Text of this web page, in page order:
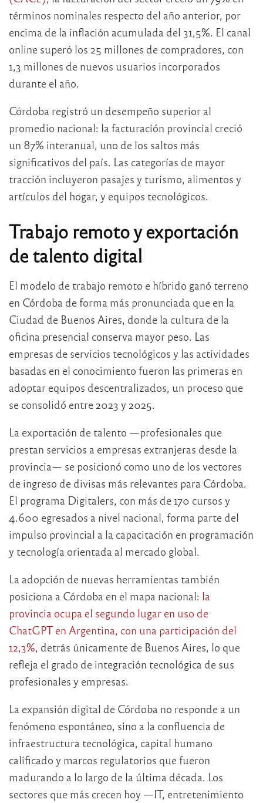
términos nominales respecto del año anterior, por
encima de la inflación acumulada del 31,5%. El canal
online superó los 25 millones de compradores, con
1,3 millones de nuevos usuarios incorporados
durante el año.
Córdoba registró un desempeño superior al
promedio nacional: la facturación provincial creció
un 87% interanual, uno de los saltos más
significativos del país. Las categorías de mayor
tracción incluyeron pasajes y turismo, alimentos y
artículos del hogar, y equipos tecnológicos.
Trabajo remoto y exportación
de talento digital
El modelo de trabajo remoto e híbrido ganó terreno
en Córdoba de forma más pronunciada que en la
Ciudad de Buenos Aires, donde la cultura de la
oficina presencial conserva mayor peso. Las
empresas de servicios tecnológicos y las actividades
basadas en el conocimiento fueron las primeras en
adoptar equipos descentralizados, un proceso que
se consolidó entre 2023 y 2025.
La exportación de talento —profesionales que
prestan servicios a empresas extranjeras desde la
provincia— se posicionó como uno de los vectores
de ingreso de divisas más relevantes para Córdoba.
El programa Digitalers, con más de 170 cursos y
4.600 egresados a nivel nacional, forma parte del
impulso provincial a la capacitación en programación
y tecnología orientada al mercado global.
La adopción de nuevas herramientas también
posiciona a Córdoba en el mapa nacional: la
provincia ocupa el segundo lugar en uso de
ChatGPT en Argentina, con una participación del
12,3%, detrás únicamente de Buenos Aires, lo que
refleja el grado de integración tecnológica de sus
profesionales y empresas.
La expansión digital de Córdoba no responde a un
fenómeno espontáneo, sino a la confluencia de
infraestructura tecnológica, capital humano
calificado y marcos regulatorios que fueron
madurando a lo largo de la última década. Los
sectores que más crecen hoy —IT, entretenimiento